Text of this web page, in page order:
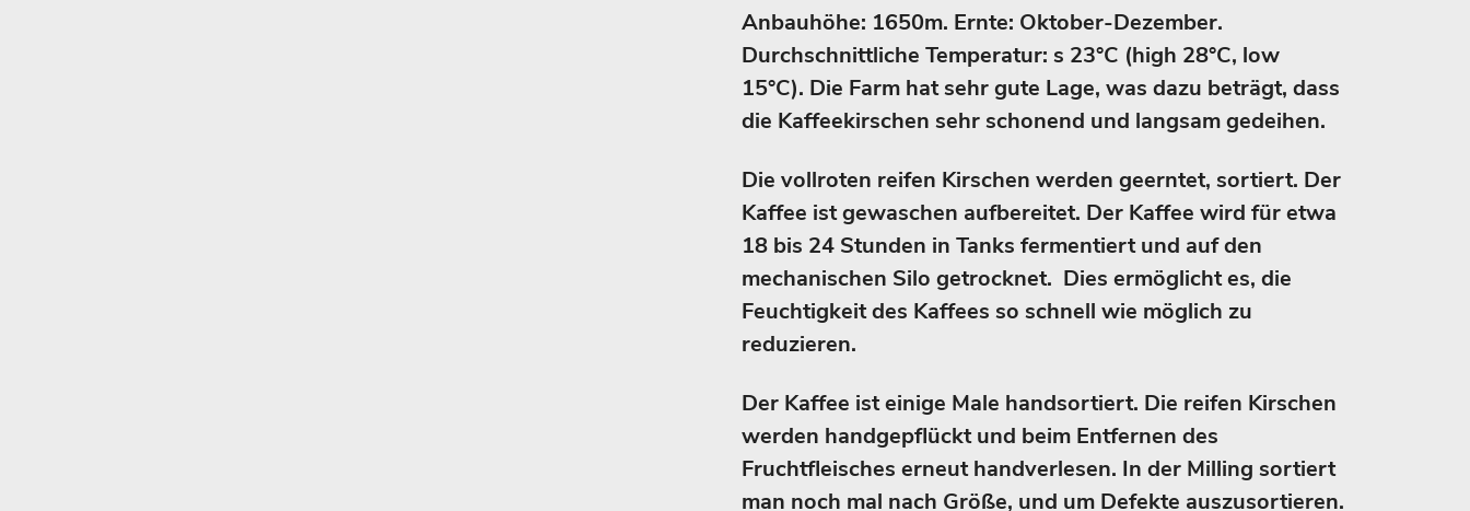
Anbauhöhe: 1650m. Ernte: Oktober-Dezember.
Durchschnittliche Temperatur: s 23°C (high 28°C, low
15°C). Die Farm hat sehr gute Lage, was dazu beträgt, dass
die Kaffeekirschen sehr schonend und langsam gedeihen.
Die vollroten reifen Kirschen werden geerntet, sortiert. Der
Kaffee ist gewaschen aufbereitet. Der Kaffee wird für etwa
18 bis 24 Stunden in Tanks fermentiert und auf den
mechanischen Silo getrocknet. Dies ermöglicht es, die
Feuchtigkeit des Kaffees so schnell wie möglich zu
reduzieren.
Der Kaffee ist einige Male handsortiert. Die reifen Kirschen
werden handgepflückt und beim Entfernen des
Fruchtfleisches erneut handverlesen. In der Milling sortiert
man noch mal nach Größe, und um Defekte auszusortieren.